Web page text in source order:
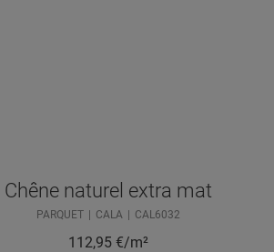
Chêne naturel extra mat
PARQUET CALA CAL6032
112,95 €/m²